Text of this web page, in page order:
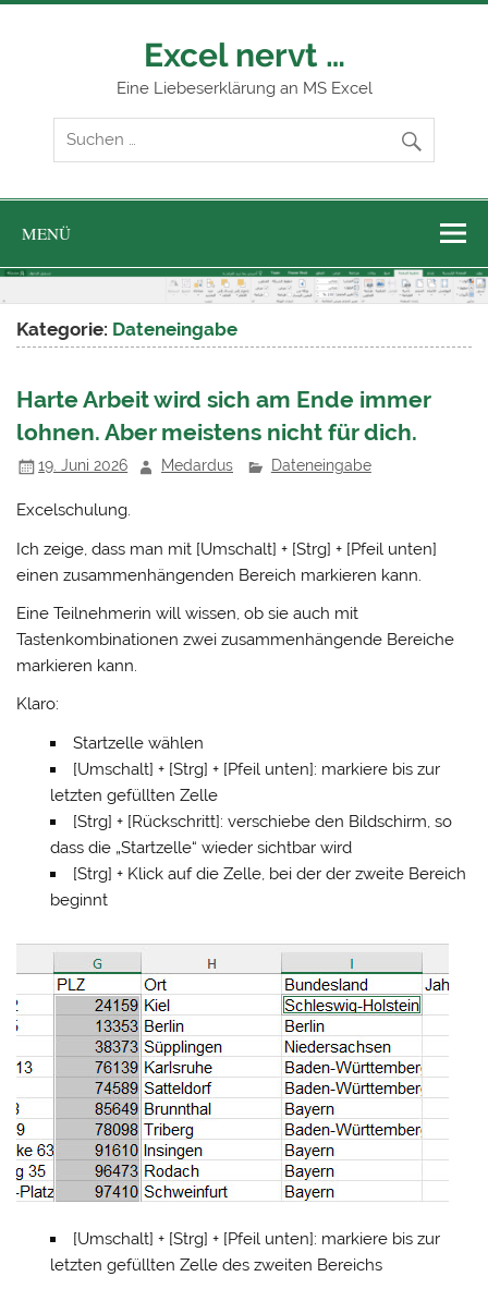
Zum
Excel nervt …
Eine Liebeserklärung an MS Excel
MENÜ
Kategorie: Dateneingabe
Harte Arbeit wird sich am Ende immer
lohnen. Aber meistens nicht für dich.
19. Juni 2026 Medardus Dateneingabe
Excelschulung.
Ich zeige, dass man mit [Umschalt] + [Strg] + [Pfeil unten]
einen zusammenhängenden Bereich markieren kann.
Eine Teilnehmerin will wissen, ob sie auch mit
Tastenkombinationen zwei zusammenhängende Bereiche
markieren kann.
Klaro:
Startzelle wählen
[Umschalt] + [Strg] + [Pfeil unten]: markiere bis zur
letzten gefüllten Zelle
[Strg] + [Rückschritt]: verschiebe den Bildschirm, so
dass die „Startzelle“ wieder sichtbar wird
[Strg] + Klick auf die Zelle, bei der der zweite Bereich
beginnt
[Umschalt] + [Strg] + [Pfeil unten]: markiere bis zur
letzten gefüllten Zelle des zweiten Bereichs